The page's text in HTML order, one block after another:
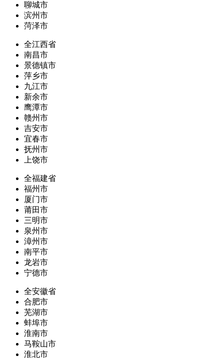
聊城市
滨州市
菏泽市
全江西省
南昌市
景德镇市
萍乡市
九江市
新余市
鹰潭市
赣州市
吉安市
宜春市
抚州市
上饶市
全福建省
福州市
厦门市
莆田市
三明市
泉州市
漳州市
南平市
龙岩市
宁德市
全安徽省
合肥市
芜湖市
蚌埠市
淮南市
马鞍山市
淮北市